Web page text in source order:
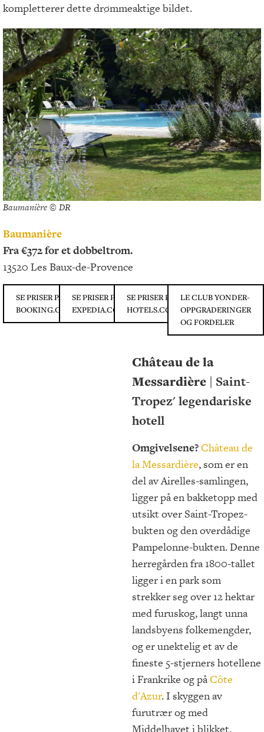
kompletterer dette drømmeaktige bildet.
Baumanière © DR
Baumanière
Fra €372 for et dobbeltrom.
13520 Les Baux-de-Provence
SE PRISER PÅ
BOOKING.COM
SE PRISER PÅ
EXPEDIA.COM
SE PRISER PÅ
HOTELS.COM
LE CLUB YONDER-
OPPGRADERINGER
OG FORDELER
Château de la
Messardière | Saint-
Tropez' legendariske
hotell
Omgivelsene?Château de
la Messardière, som er en
del av Airelles-samlingen,
ligger på en bakketopp med
utsikt over Saint-Tropez-
bukten og den overdådige
Pampelonne-bukten. Denne
herregården fra 1800-tallet
ligger i en park som
strekker seg over 12 hektar
med furuskog, langt unna
landsbyens folkemengder,
og er unektelig et av de
fineste 5-stjerners hotellene
i Frankrike og påCôte
d'Azur. I skyggen av
furutrær og med
Middelhavet i blikket,